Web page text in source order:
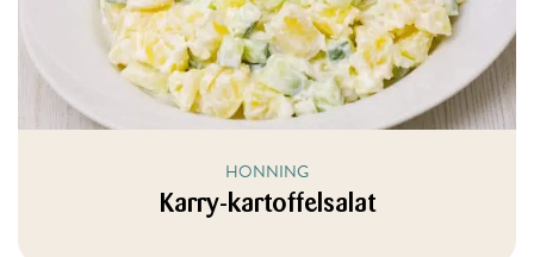
HONNING
Karry-kartoffelsalat